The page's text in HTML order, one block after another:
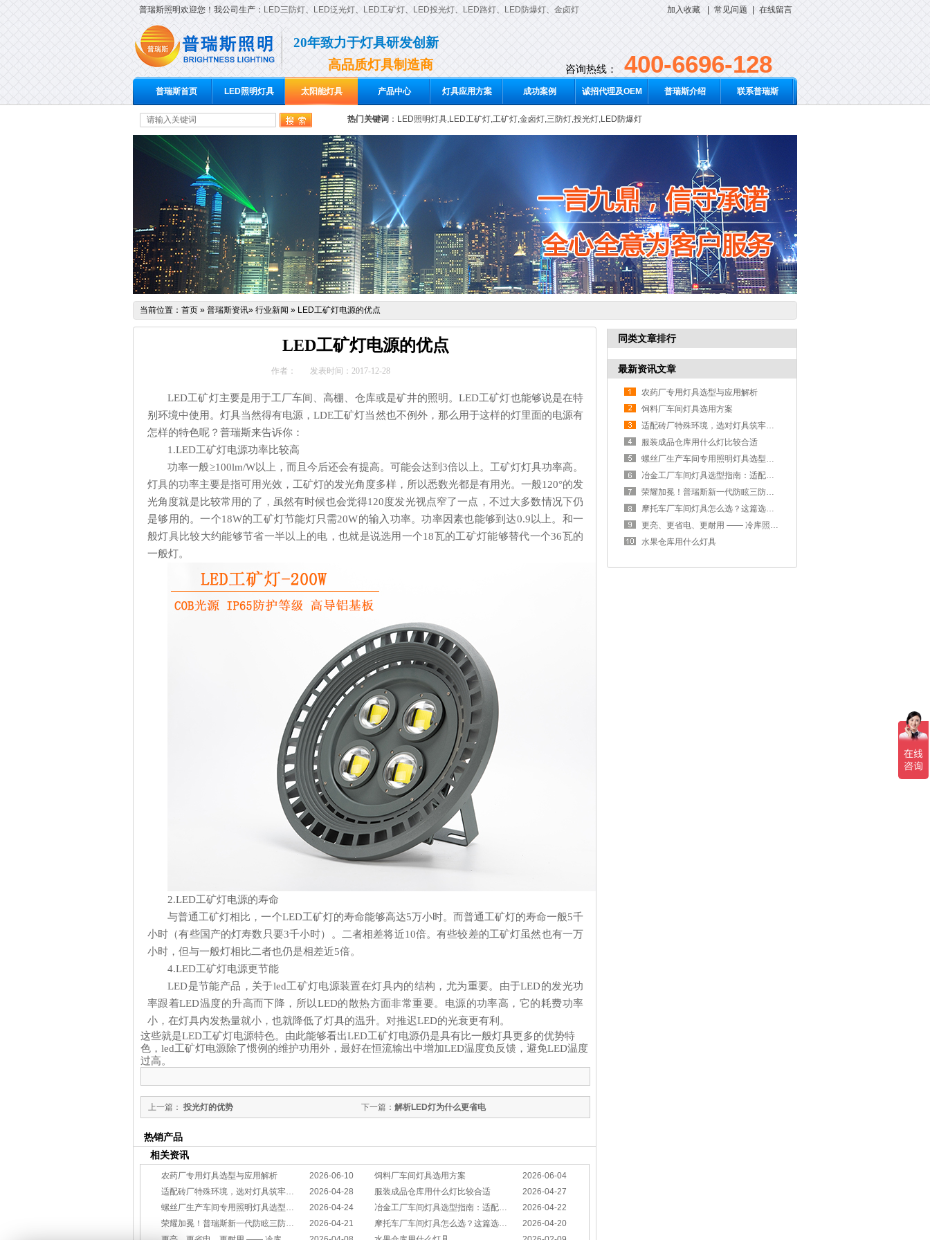
加入收藏 常见问题 在线留言
普瑞斯照明欢迎您！我公司生产： LED三防灯、 LED泛光灯、 LED工矿灯、 LED投光灯、 LED路灯、 LED防爆灯、 金卤灯
20年致力于灯具研发创新
高品质灯具制造商
咨询热线： 400-6696-128
普瑞斯首页 LED照明灯具 太阳能灯具 产品中心 灯具应用方案 成功案例 诚招代理及OEM 普瑞斯介绍 联系普瑞斯
热门关键词 ： LED照明灯具,LED工矿灯,工矿灯,金卤灯,三防灯,投光灯,LED防爆灯
当前位置： 首页 » 普瑞斯资讯» 行业新闻 » LED工矿灯电源的优点
LED工矿灯电源的优点
作者： 发表时间：2017-12-28
LED工矿灯主要是用于工厂车间、高棚、仓库或是矿井的照明。LED工矿灯也能够说是在特
别环境中使用。灯具当然得有电源，LDE工矿灯当然也不例外，那么用于这样的灯里面的电源有
怎样的特色呢？普瑞斯来告诉你 ：
1.LED工矿灯电源功率比较高
功率一般≥100lm/W以上，而且今后还会有提高。可能会达到3倍以上。工矿灯灯具功率高。
灯具的功率主要是指可用光效，工矿灯的发光角度多样，所以悉数光都是有用光。一般120°的发
光角度就是比较常用的了，虽然有时候也会觉得120度发光视点窄了一点，不过大多数情况下仍
是够用的。一个18W的工矿灯节能灯只需20W的输入功率。功率因素也能够到达0.9以上。和一
般灯具比较大约能够节省一半以上的电，也就是说选用一个18瓦的工矿灯能够替代一个36瓦的
一般灯。
2.LED工矿灯电源的寿命
与普通工矿灯相比，一个LED工矿灯的寿命能够高达5万小时。而普通工矿灯的寿命一般5千
小时（有些国产的灯寿数只要3千小时）。二者相差将近10倍。有些较差的工矿灯虽然也有一万
小时，但与一般灯相比二者也仍是相差近5倍。
4.LED工矿灯电源更节能
LED是节能产品，关于led工矿灯电源装置在灯具内的结构，尤为重要。由于LED的发光功
率跟着LED温度的升高而下降，所以LED的散热方面非常重要。电源的功率高，它的耗费功率
小，在灯具内发热量就小，也就降低了灯具的温升。对推迟LED的光衰更有利。
这些就是LED工矿灯电源特色。由此能够看出LED工矿灯电源仍是具有比一般灯具更多的优势特
色，led工矿灯电源除了惯例的维护功用外，最好在恒流输出中增加LED温度负反馈，避免LED温度
过高。
下一篇： 解析LED灯为什么更省电
上一篇： 投光灯的优势
热销产品
相关资讯
2026-06-10
农药厂专用灯具选型与应用解析 2026-06-04
饲料厂车间灯具选用方案
2026-04-28
适配砖厂特殊环境，选对灯具筑牢生产安全线 2026-04-27
服装成品仓库用什么灯比较合适
2026-04-24
螺丝厂生产车间专用照明灯具选型方案 2026-04-22
冶金工厂车间灯具选型指南：适配恶劣工况，筑牢安全照明防线
2026-04-21
荣耀加冕！普瑞斯新一代防眩三防灯BC-L斩获2026阿拉丁神灯奖 2026-04-20
摩托车厂车间灯具怎么选？这篇选型指南，帮你避坑又节能
同类文章排行
最新资讯文章
农药厂专用灯具选型与应用解析
饲料厂车间灯具选用方案
适配砖厂特殊环境，选对灯具筑牢生产安全线
服装成品仓库用什么灯比较合适
螺丝厂生产车间专用照明灯具选型方案
冶金工厂车间灯具选型指南：适配恶劣工况，筑牢安全照明防线
荣耀加冕！普瑞斯新一代防眩三防灯BC-L斩获2026阿拉丁神灯奖
摩托车厂车间灯具怎么选？这篇选型指南，帮你避坑又节能
更亮、更省电、更耐用 —— 冷库照明优选
水果仓库用什么灯具